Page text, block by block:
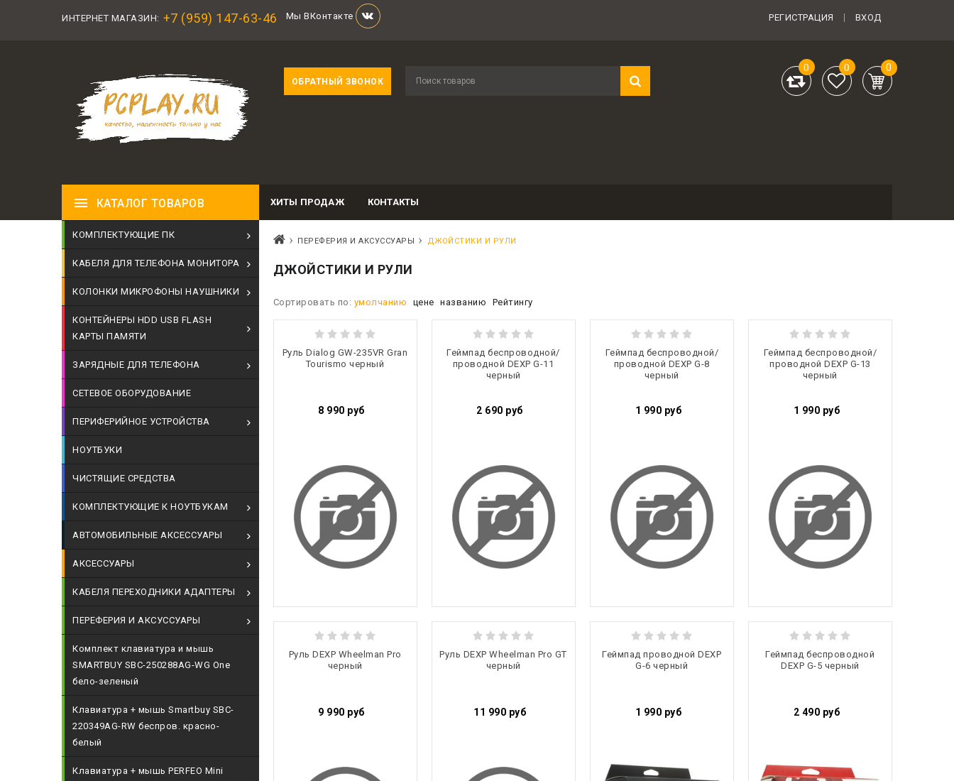
ИНТЕРНЕТ МАГАЗИН: +7 (959) 147-63-46 Мы ВКонтакте РЕГИСТРАЦИЯ ВХОД
ОБРАТНЫЙ ЗВОНОК
0
0
0
КАТАЛОГ ТОВАРОВ ХИТЫ ПРОДАЖ КОНТАКТЫ
КОМПЛЕКТУЮЩИЕ ПК
КАБЕЛЯ ДЛЯ ТЕЛЕФОНА МОНИТОРА
КОЛОНКИ МИКРОФОНЫ НАУШНИКИ
КОНТЕЙНЕРЫ HDD USB FLASH
КАРТЫ ПАМЯТИ
ЗАРЯДНЫЕ ДЛЯ ТЕЛЕФОНА
СЕТЕВОЕ ОБОРУДОВАНИЕ
ПЕРИФЕРИЙНОЕ УСТРОЙСТВА
НОУТБУКИ
ЧИСТЯЩИЕ СРЕДСТВА
КОМПЛЕКТУЮЩИЕ К НОУТБУКАМ
АВТОМОБИЛЬНЫЕ АКСЕССУАРЫ
АКСЕССУАРЫ
КАБЕЛЯ ПЕРЕХОДНИКИ АДАПТЕРЫ
ПЕРЕФЕРИЯ И АКСУССУАРЫ
Комплект клавиатура и мышь
SMARTBUY SBC-250288AG-WG One
бело-зеленый
Клавиатура + мышь Smartbuy SBC-
220349AG-RW беспров. красно-
белый
Клавиатура + мышь PERFEO Mini
ПЕРЕФЕРИЯ И АКСУССУАРЫ ДЖОЙСТИКИ И РУЛИ
ДЖОЙСТИКИ И РУЛИ
Сортировать по: умолчанию цене названию Рейтингу
Руль Dialog GW-235VR Gran
Tourismo черный
8 990 руб
Геймпад беспроводной/
проводной DEXP G-11
черный
2 690 руб
Геймпад беспроводной/
проводной DEXP G-8
черный
1 990 руб
Геймпад беспроводной/
проводной DEXP G-13
черный
1 990 руб
Руль DEXP Wheelman Pro
черный
9 990 руб
Руль DEXP Wheelman Pro GT
черный
11 990 руб
Геймпад проводной DEXP
G-6 черный
1 990 руб
Геймпад беспроводной
DEXP G-5 черный
2 490 руб